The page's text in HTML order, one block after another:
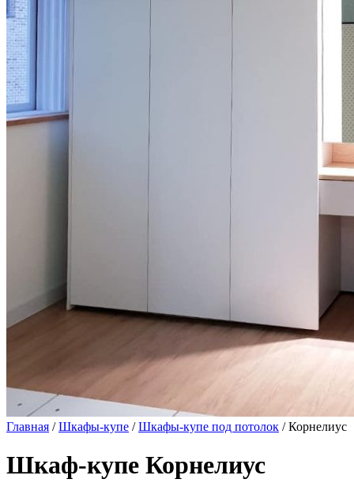
Главная /Шкафы-купе /Шкафы-купе под потолок / Корнелиус
Шкаф-купе Корнелиус